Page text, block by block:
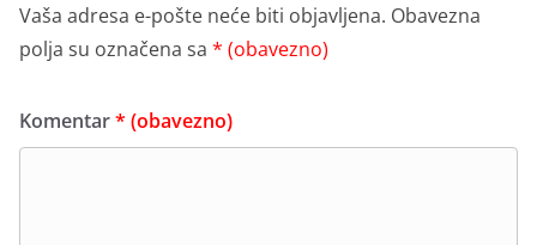
Vaša adresa e-pošte neće biti objavljena. Obavezna
polja su označena sa * (obavezno)
Komentar* (obavezno)